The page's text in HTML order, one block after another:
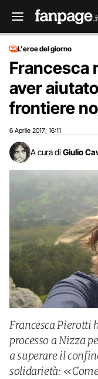
L'eroe del giorno
Francesca
aver
frontiere
6 Aprile 2017 16:11
A cura di Giulio
Francesca Pierotti
processo a Nizza
a superare il
solidarietà: